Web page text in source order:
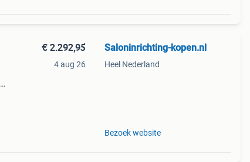
€ 2.292,95
4 aug 26
Saloninrichting-kopen.nl
Heel Nederland
Bezoek website